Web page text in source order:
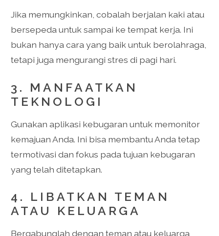
Jika memungkinkan, cobalah berjalan kaki atau
bersepeda untuk sampai ke tempat kerja. Ini
bukan hanya cara yang baik untuk berolahraga,
tetapi juga mengurangi stres di pagi hari.
3. MANFAATKAN
TEKNOLOGI
Gunakan aplikasi kebugaran untuk memonitor
kemajuan Anda. Ini bisa membantu Anda tetap
termotivasi dan fokus pada tujuan kebugaran
yang telah ditetapkan.
4. LIBATKAN TEMAN
ATAU KELUARGA
Bergabunglah dengan teman atau keluarga